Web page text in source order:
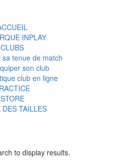
INPLAY
CLUBS
sa tenue de match
son club
club en ligne
STORE
DES TAILLES
to display results.